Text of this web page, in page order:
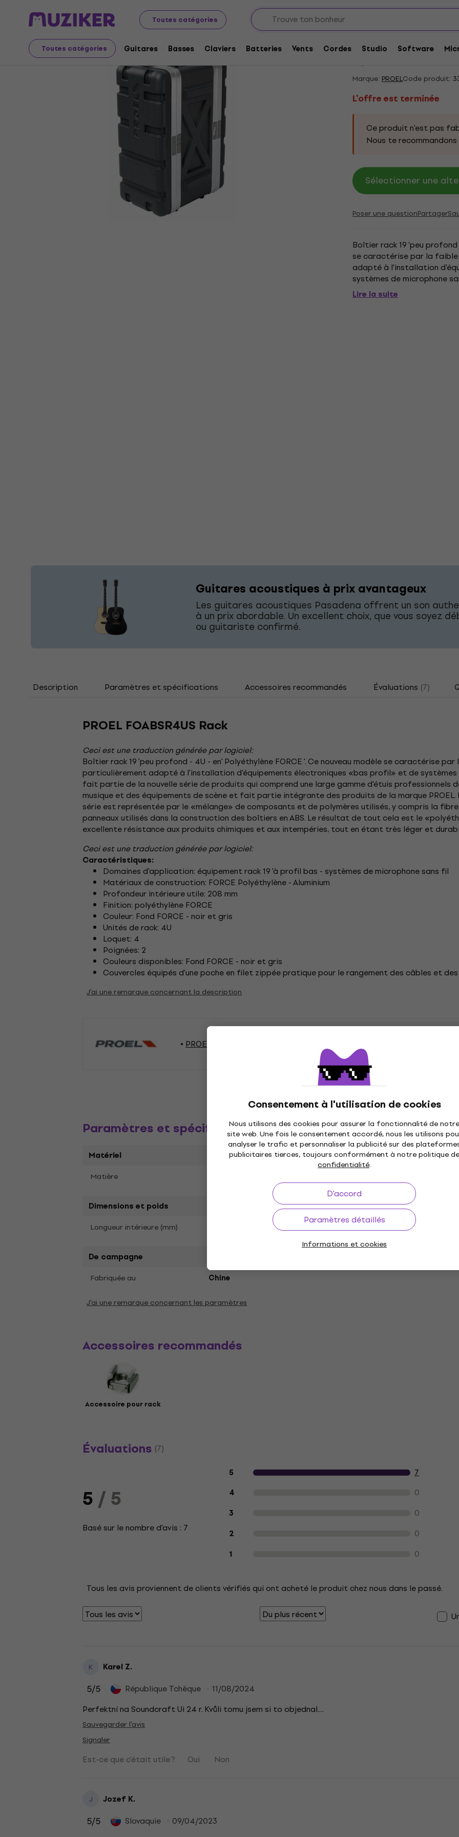
Toutes catégories
Toutes catégories Guitares Basses Claviers Batteries Vents Cordes Studio Software
Consentement à l'utilisation de cookies
Nous utilisons des cookies pour assurer la fonctionnalité de notre
site web. Une fois le consentement accordé, nous les utilisons
analyser le trafic et personnaliser la publicité sur des
publicitaires tierces, toujours conformément à notre politique de
confidentialité.
D'accord
Paramètres détaillés
Informations et cookies
Instruments de musique Accessoires Housses, étuis et racks
L'offre est terminée
L'offre est terminée
PROEL FOABSR4US
Marque: PROELCode produit:
L'offre est terminée
Ce produit n'est pas
Nous te
Sélectionner une
Poser une questionPartager
Boîtier rack 19 'peu profond
se caractérise par la
adapté à l'installation
systèmes de microphone
produits qui comprend une
Lire la suite
Guitares acoustiques à prix avantageux
Les guitares acoustiques Pasadena offrent un son
à un prix abordable. Un excellent choix, que vous soyez
ou guitariste confirmé.
Description Paramètres et spécifications Accessoires recommandés Évaluations (7)
PROEL FOABSR4US Rack
Ceci est une traduction générée par logiciel:
Boîtier rack 19 'peu profond - 4U - en' Polyéthylène FORCE '. Ce nouveau modèle se caractérise
particulièrement adapté à l'installation d'équipements électroniques «bas profil» et de
fait partie de la nouvelle série de produits qui comprend une large gamme d'étuis professionnels
musique et des équipements de scène et fait partie intégrante des produits de la marque
série est représentée par le «mélange» de composants et de polymères utilisés, y compris la
panneaux utilisés dans la construction des boîtiers en ABS. Le résultat de tout cela est le
excellente résistance aux produits chimiques et aux intempéries, tout en étant très léger et
Ceci est une traduction générée par logiciel:
Caractéristiques:
Domaines d'application: équipement rack 19 'à profil bas - systèmes de microphone sans fil
Matériaux de construction: FORCE Polyéthylène - Aluminium
Profondeur intérieure utile: 208 mm
Finition: polyéthylène FORCE
Couleur: Fond FORCE - noir et gris
Unités de rack: 4U
Loquet: 4
Poignées: 2
Couleurs disponibles: Fond FORCE - noir et gris
Couvercles équipés d'une poche en filet zippée pratique pour le rangement des câbles et
J'ai une remarque concernant la description
PROEL Accessoires
Paramètres et spécifications
Matériel
Matière
Dimensions et poids
Longueur intérieure (mm)
De campagne
Fabriquée au Chine
J'ai une remarque concernant les paramètres
Accessoires recommandés
Accessoire pour rack
Évaluations (7)
5/ 5
Basé sur le nombre d'avis : 7
Avis des clients sur le produit
5 7
4 0
3 0
2 0
1 0
Tous les avis proviennent de clients vérifiés qui ont acheté le produit chez nous dans le passé.
K Karel Z.
5/5 République Tchèque
11/08/2024
Perfektní na Soundcraft Ui 24 r. Kvůli tomu jsem si to objednal....
Sauvegarder l'avis
Signaler
Est-ce que c'était utile ? Oui Non
J Jozef K.
5/5 Slovaquie
09/04/2023